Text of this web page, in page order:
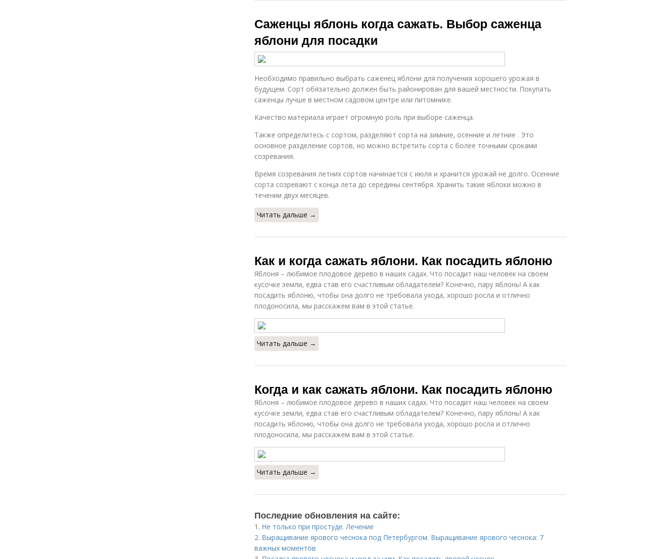
Саженцы яблонь когда сажать. Выбор саженца
яблони для посадки
Необходимо правильно выбрать саженец яблони для получения хорошего урожая в
будущем. Сорт обязательно должен быть районирован для вашей местности. Покупать
саженцы лучше в местном садовом центре или питомнике.
Качество материала играет огромную роль при выборе саженца.
Также определитесь с сортом, разделяют сорта на зимние, осенние и летние . Это
основное разделение сортов, но можно встретить сорта с более точными сроками
созревания.
Время созревания летних сортов начинается с июля и хранится урожай не долго. Осенние
сорта созревают с конца лета до середины сентября. Хранить такие яблоки можно в
течении двух месяцев.
Читать дальше →
Как и когда сажать яблони. Как посадить яблоню
Яблоня – любимое плодовое дерево в наших садах. Что посадит наш человек на своем
кусочке земли, едва став его счастливым обладателем? Конечно, пару яблонь! А как
посадить яблоню, чтобы она долго не требовала ухода, хорошо росла и отлично
плодоносила, мы расскажем вам в этой статье.
Читать дальше →
Когда и как сажать яблони. Как посадить яблоню
Яблоня – любимое плодовое дерево в наших садах. Что посадит наш человек на своем
кусочке земли, едва став его счастливым обладателем? Конечно, пару яблонь! А как
посадить яблоню, чтобы она долго не требовала ухода, хорошо росла и отлично
плодоносила, мы расскажем вам в этой статье.
Читать дальше →
Последние обновления на сайте:
1. Не только при простуде. Лечение
2. Выращивание ярового чеснока под Петербургом. Выращивание ярового чеснока: 7
важных моментов